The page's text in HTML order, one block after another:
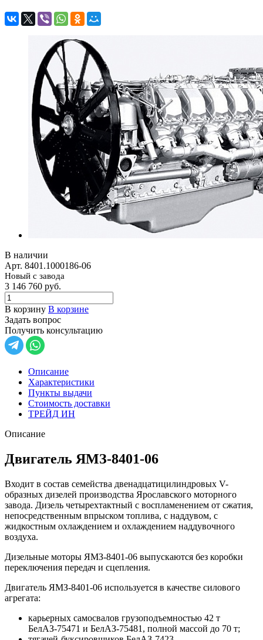
В наличии
Арт. 8401.1000186-06
Новый с завода
3 146 760 руб.
В корзину В корзине
Задать вопрос
Получить консультацию
Описание
Характеристики
Пункты выдачи
Стоимость доставки
ТРЕЙД ИН
Описание
Двигатель ЯМЗ-8401-06
Входит в состав семейства двенадцатицилиндровых V-
образных дизелей производства Ярославского моторного
завода. Дизель четырехтактный с воспламенением от сжатия,
непосредственным впрыском топлива, с наддувом, с
жидкостным охлаждением и охлаждением наддувочного
воздуха.
Дизельные моторы ЯМЗ-8401-06 выпускаются без коробки
переключения передач и сцепления.
Двигатель ЯМЗ-8401-06 используется в качестве силового
агрегата:
карьерных самосвалов грузоподъемностью 42 т
БелАЗ-75471 и БелАЗ-75481, полной массой до 70 т;